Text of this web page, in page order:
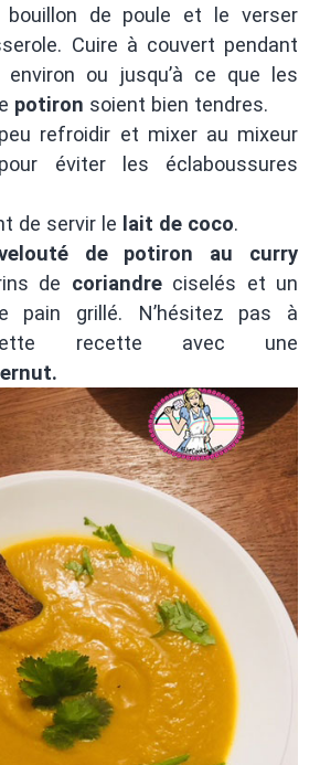
bouillon de poule et le verser
Cuire à couvert pendant
ou jusqu’à ce que les
potiron soient bien tendres.
refroidir et mixer au mixeur
éviter les éclaboussures
de servir le lait de coco.
de potiron au curry
de coriandreciselés et un
pain grillé. N’hésitez pas à
recette avec une